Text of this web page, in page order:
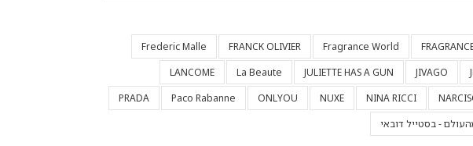
Fragrance World
FRANCK OLIVIER
Frederic Malle
JIVAGO
JULIETTE HAS A GUN
La Beaute
LANCOME
NINA RICCI
NUXE
ONLYOU
Paco Rabanne
PRADA
- בסטייל דובאי